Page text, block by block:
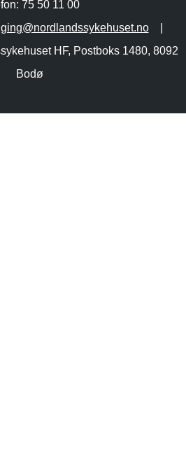
75 50 11 00
|
HF, Postboks 1480, 8092
Bodø